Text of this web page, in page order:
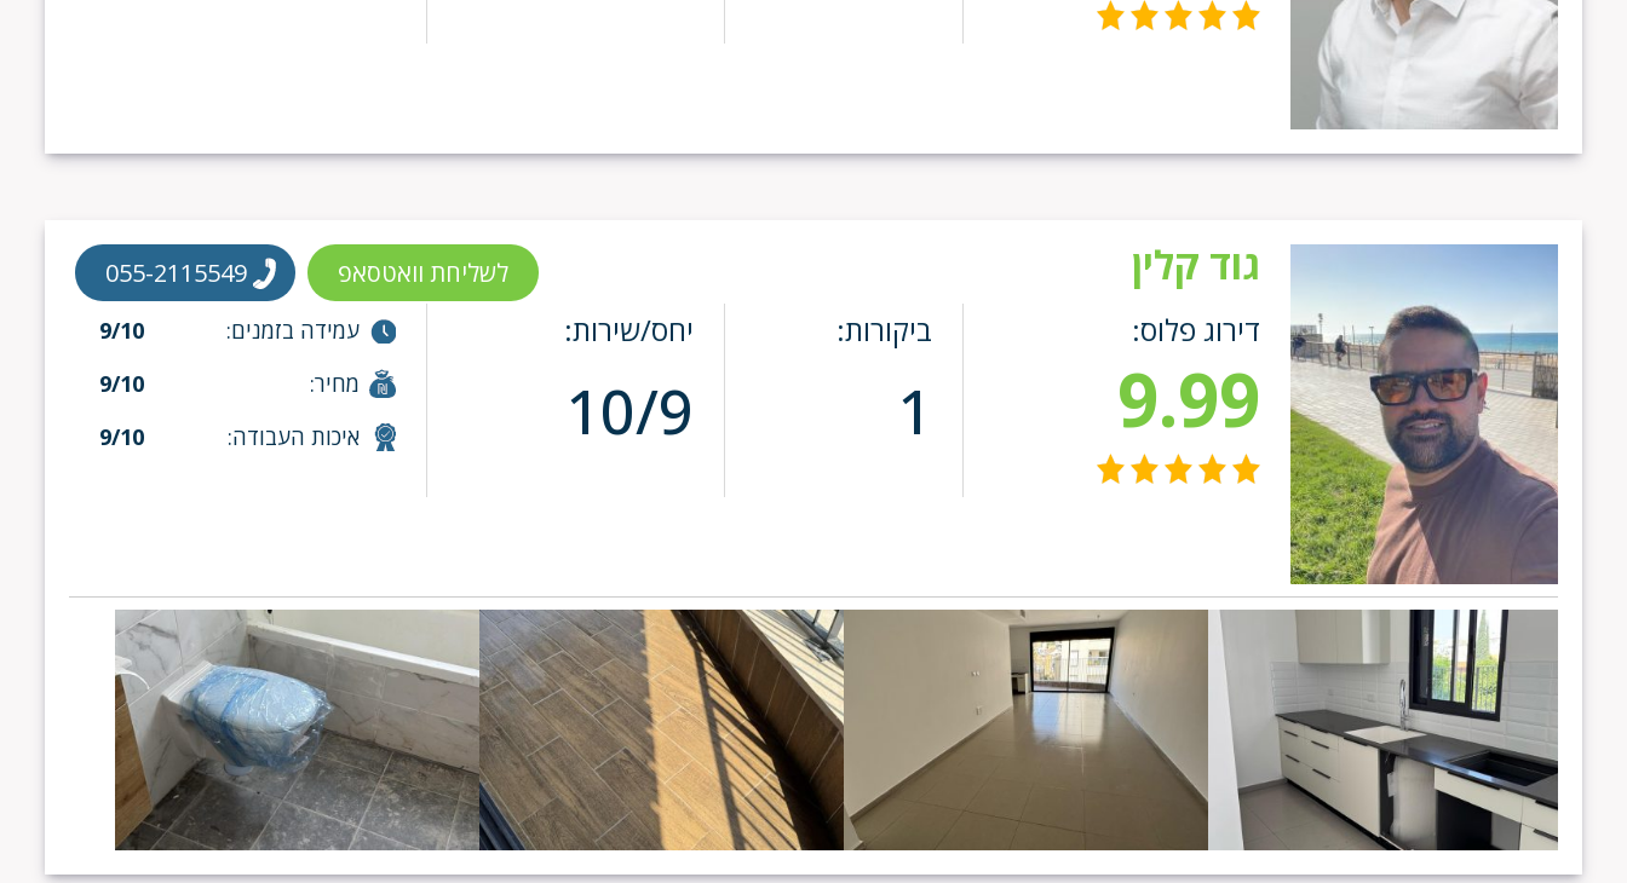
גוד קלין
דירוג פלוס:
9.99
ביקורות:
1
יחס/שירות:
10/9
עמידה בזמנים:
9/10
מחיר:
9/10
איכות העבודה:
9/10
לשליחת וואטסאפ 055-2115549